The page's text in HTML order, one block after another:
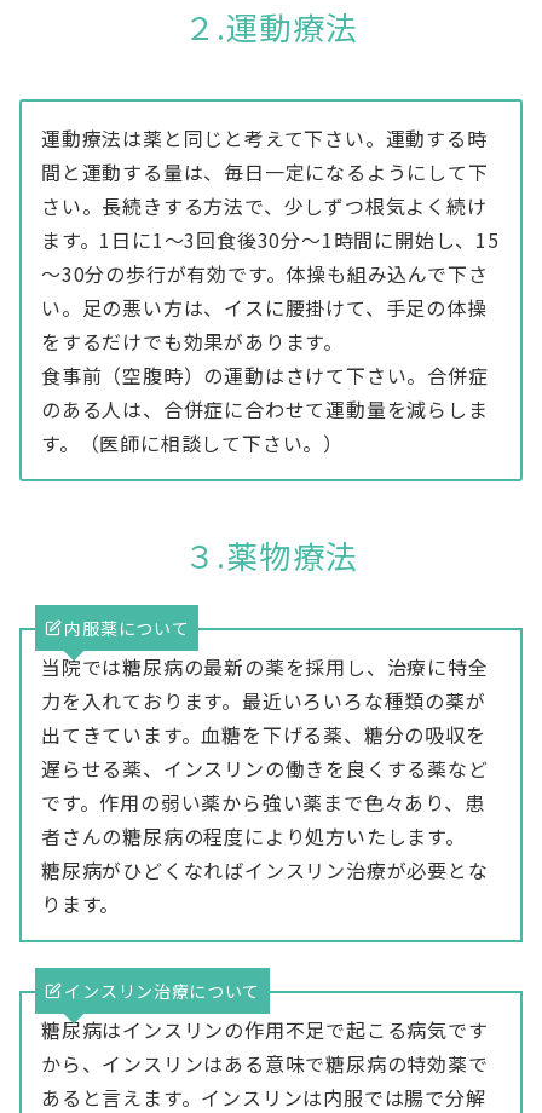
２.運動療法
運動療法は薬と同じと考えて下さい。運動する時
間と運動する量は、毎日一定になるようにして下
さい。長続きする方法で、少しずつ根気よく続け
ます。1日に1～3回食後30分～1時間に開始し、15
～30分の歩行が有効です。体操も組み込んで下さ
い。足の悪い方は、イスに腰掛けて、手足の体操
をするだけでも効果があります。
食事前（空腹時）の運動はさけて下さい。合併症
のある人は、合併症に合わせて運動量を減らしま
す。（医師に相談して下さい。）
３.薬物療法
内服薬について
当院では糖尿病の最新の薬を採用し、治療に特全
力を入れております。最近いろいろな種類の薬が
出てきています。血糖を下げる薬、糖分の吸収を
遅らせる薬、インスリンの働きを良くする薬など
です。作用の弱い薬から強い薬まで色々あり、患
者さんの糖尿病の程度により処方いたします。
糖尿病がひどくなればインスリン治療が必要とな
ります。
インスリン治療について
糖尿病はインスリンの作用不足で起こる病気です
から、インスリンはある意味で糖尿病の特効薬で
あると言えます。インスリンは内服では腸で分解